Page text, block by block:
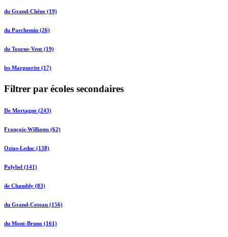
du Grand-Chêne (19)
du Parchemin (26)
du Tourne-Vent (19)
les Marguerite (17)
Filtrer par écoles secondaires
De Mortagne (243)
François-Williams (62)
Ozias-Leduc (138)
Polybel (141)
de Chambly (83)
du Grand-Coteau (156)
du Mont-Bruno (161)